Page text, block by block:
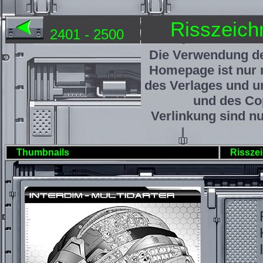
2401 - 2500
Die Verwendung
Homepage ist nur
des Verlages und
und des
Verlinkung sind
Thumbnails